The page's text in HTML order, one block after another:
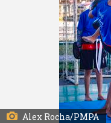
Alex Rocha/PMPA